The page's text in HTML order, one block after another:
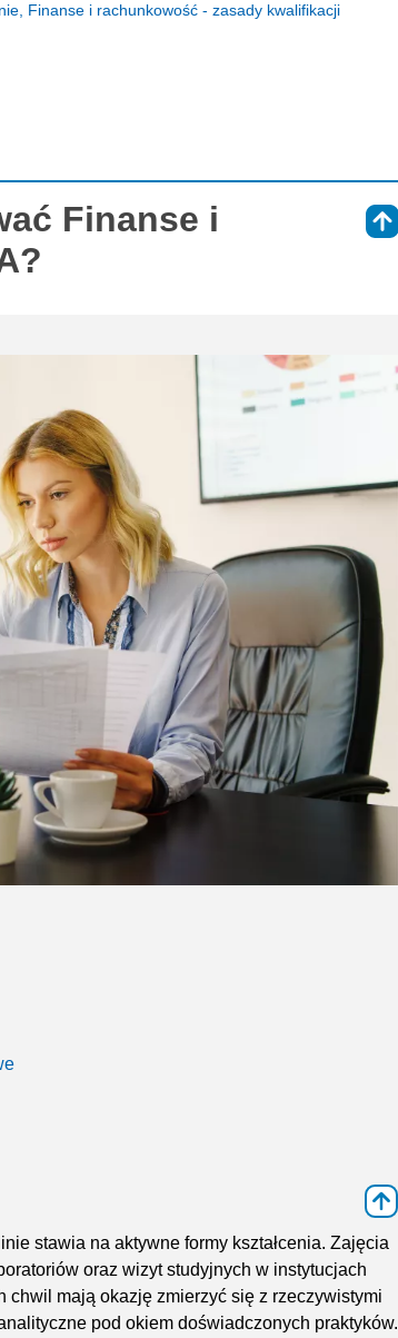
Finanse i rachunkowość - zasady kwalifikacji
Finanse i
stawia na aktywne formy kształcenia. Zajęcia
oraz wizyt studyjnych w instytucjach
chwil mają okazję zmierzyć się z rzeczywistymi
pod okiem doświadczonych praktyków.